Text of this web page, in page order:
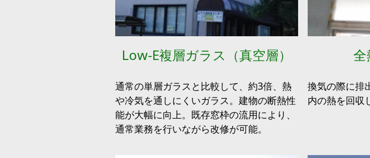
Low-E複層ガラス（真空層）
通常の単層ガラスと比較して、約3倍、熱
や冷気を通しにくいガラス。建物の断熱性
能が大幅に向上。既存窓枠の流用により、
通常業務を行いながら改修が可能。
全
換気の際に排
内の熱を回収